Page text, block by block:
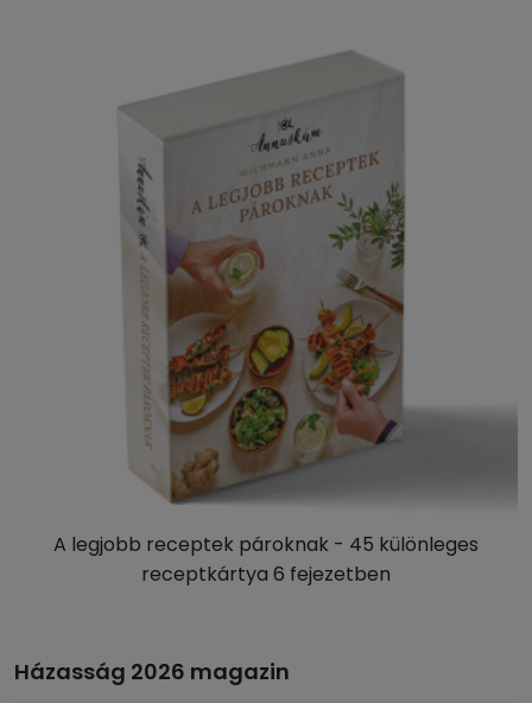
A legjobb receptek pároknak - 45 különleges
receptkártya 6 fejezetben
Házasság 2026 magazin